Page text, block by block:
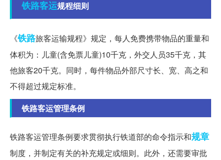
铁路客运规程细则
《铁路旅客运输规程》规定，每人免费携带物品的重量和
体积为：儿童(含免票儿童)10千克，外交人员35千克，其
他旅客20千克。同时，每件物品外部尺寸长、宽、高之和
不得超过规定标准。
铁路客运管理条例
铁路客运管理条例要求贯彻执行铁道部的命令指示和规章
制度，并制定有关的补充规定或细则。此外，还需要审批